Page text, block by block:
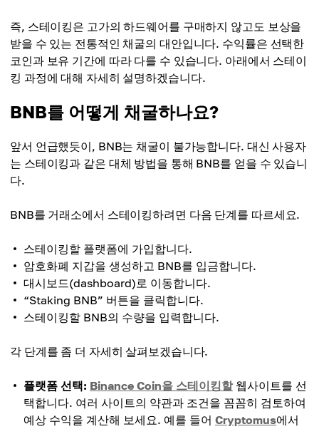
즉, 스테이킹은 고가의 하드웨어를 구매하지 않고도 보상을
받을 수 있는 전통적인 채굴의 대안입니다. 수익률은 선택한
코인과 보유 기간에 따라 다를 수 있습니다. 아래에서 스테이
킹 과정에 대해 자세히 설명하겠습니다.
BNB를 어떻게 채굴하나요?
앞서 언급했듯이, BNB는 채굴이 불가능합니다. 대신 사용자
는 스테이킹과 같은 대체 방법을 통해 BNB를 얻을 수 있습니
다.
BNB를 거래소에서 스테이킹하려면 다음 단계를 따르세요.
스테이킹할 플랫폼에 가입합니다.
암호화폐 지갑을 생성하고 BNB를 입금합니다.
대시보드(dashboard)로 이동합니다.
“Staking BNB” 버튼을 클릭합니다.
스테이킹할 BNB의 수량을 입력합니다.
각 단계를 좀 더 자세히 살펴보겠습니다.
플랫폼 선택: Binance Coin을 스테이킹할웹사이트를 선
택합니다. 여러 사이트의 약관과 조건을 꼼꼼히 검토하여
예상 수익을 계산해 보세요. 예를 들어 Cryptomus에서